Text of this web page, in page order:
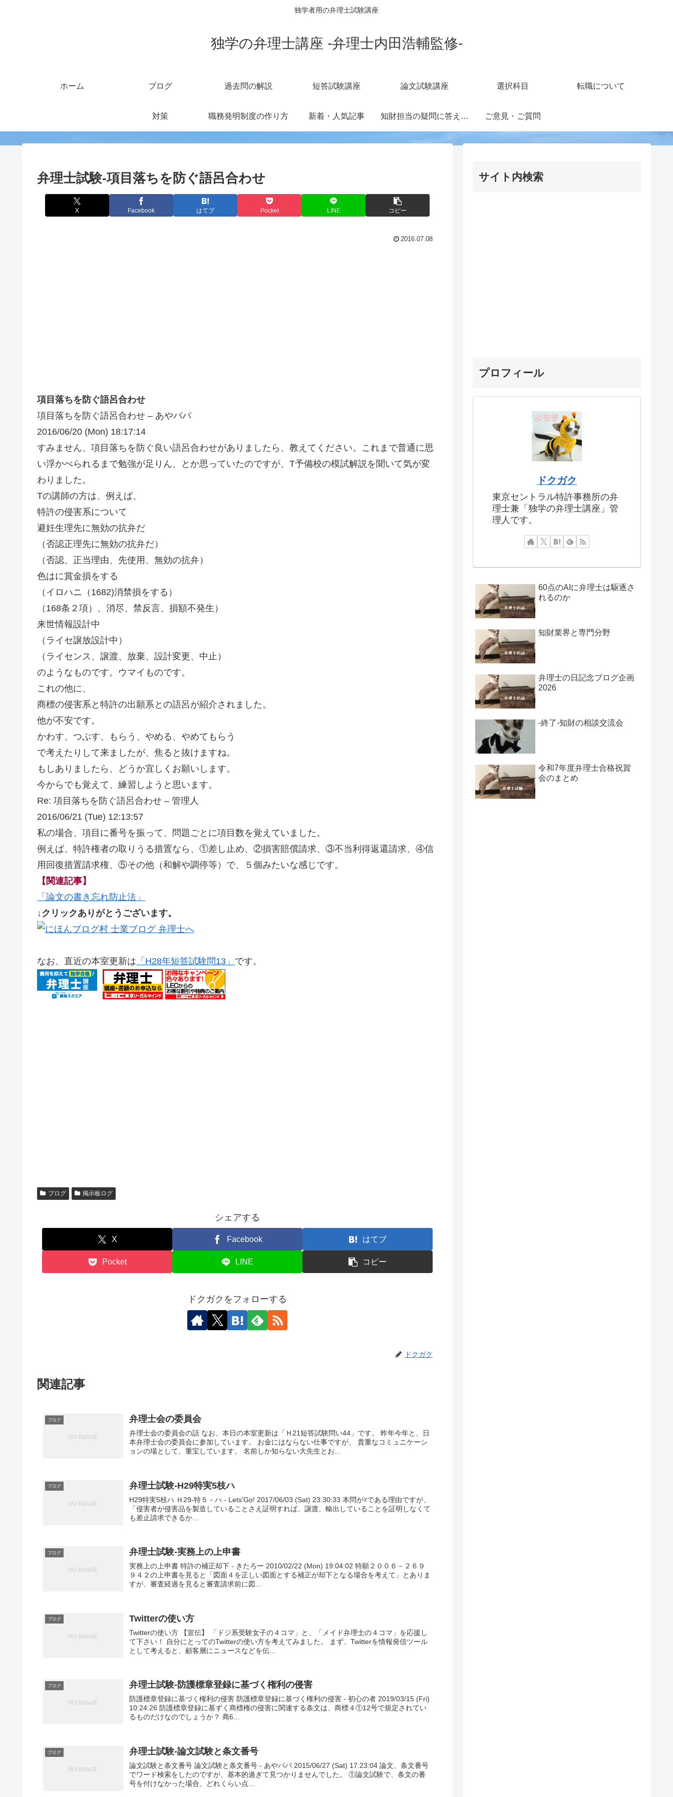
独学者用の弁理士試験講座
独学の弁理士講座 -弁理士内田浩輔監修-
ホーム ブログ 過去問の解説 短答試験講座 論文試験講座 選択科目 転職について
対策 職務発明制度の作り方 新着・人気記事 知財担当の疑問に答えるフォーラム ご意見・ご質問
弁理士試験-項目落ちを防ぐ語呂合わせ
X Facebook はてブ Pocket LINE コピー
2016.07.08
項目落ちを防ぐ語呂合わせ
項目落ちを防ぐ語呂合わせ – あやパパ
2016/06/20 (Mon) 18:17:14
すみません、項目落ちを防ぐ良い語呂合わせがありましたら、教えてください。これまで普通に思
い浮かべられるまで勉強が足りん、とか思っていたのですが、T予備校の模試解説を聞いて気が変
わりました。
Tの講師の方は、例えば、
特許の侵害系について
避妊生理先に無効の抗弁だ
（否認正理先に無効の抗弁だ）
（否認、正当理由、先使用、無効の抗弁）
色はに賞金損をする
（イロハニ（1682)消禁損をする）
（168条２項）、消尽、禁反言、損額不発生）
来世情報設計中
（ライセ譲放設計中）
（ライセンス、譲渡、放棄、設計変更、中止）
のようなものです。ウマイものです。
これの他に、
商標の侵害系と特許の出願系との語呂が紹介されました。
他が不安です。
かわす、つぶす、もらう、やめる、やめてもらう
で考えたりして来ましたが、焦ると抜けますね。
もしありましたら、どうか宜しくお願いします。
今からでも覚えて、練習しようと思います。
Re: 項目落ちを防ぐ語呂合わせ – 管理人
2016/06/21 (Tue) 12:13:57
私の場合、項目に番号を振って、問題ごとに項目数を覚えていました。
例えば、特許権者の取りうる措置なら、①差し止め、②損害賠償請求、③不当利得返還請求、④信
用回復措置請求権、⑤その他（和解や調停等）で、５個みたいな感じです。
【関連記事】
「論文の書き忘れ防止法」
↓クリックありがとうございます。
なお、直近の本室更新は 「H28年短答試験問13」 です。
ブログ 掲示板ログ
シェアする
X Facebook はてブ
Pocket LINE コピー
ドクガクをフォローする
ドクガク
関連記事
ブログ 弁理士会の委員会
弁理士会の委員会の話 なお、本日の本室更新は「Ｈ21短答試験問い44」です。 昨年今年と、日
本弁理士会の委員会に参加しています。 お金にはならない仕事ですが、 貴重なコミュニケーシ
ョンの場として、重宝しています。 名前しか知らない大先生とお...
ブログ 弁理士試験-H29特実5枝ハ
H29特実5枝ハ Ｈ29-特５－ハ - Lets'Go! 2017/06/03 (Sat) 23:30:33 本問が☓である理由ですが、
「侵害者が侵害品を製造していることさえ証明すれば、譲渡、輸出していることを証明しなくて
も差止請求できるか...
ブログ 弁理士試験-実務上の上申書
実務上の上申書 特許の補正却下 - きたろー 2010/02/22 (Mon) 19:04:02 特願２００６－２６９
９４２の上申書を見ると「図面４を正しい図面とする補正が却下となる場合を考えて」とありま
すが、審査経過を見ると審査請求前に図...
ブログ Twitterの使い方
Twitterの使い方 【宣伝】 「ドジ系受験女子の４コマ」と、「メイド弁理士の４コマ」を応援し
て下さい！ 自分にとってのTwitterの使い方を考えてみました。 まず、Twitterを情報発信ツール
として考えると、顧客層にニュースなどを伝...
ブログ 弁理士試験-防護標章登録に基づく権利の侵害
防護標章登録に基づく権利の侵害 防護標章登録に基づく権利の侵害 - 初心の者 2019/03/15 (Fri)
10:24:26 防護標章登録に基ずく商標権の侵害に関連する条文は、商標４①12号で規定されてい
るものだけなのでしょうか？ 商6...
ブログ 弁理士試験-論文試験と条文番号
論文試験と条文番号 論文試験と条文番号 - あやパパ 2015/06/27 (Sat) 17:23:04 論文、条文番号
でワード検索をしたのですが、基本的過ぎて見つかりませんでした。 ①論文試験で、条文の番
号を付けなかった場合、どれくらい点...
サイト内検索
プロフィール
ドクガク
東京セントラル特許事務所の弁
理士兼「独学の弁理士講座」管
理人です。
60点のAIに弁理士は駆逐さ
れるのか
知財業界と専門分野
弁理士の日記念ブログ企画
2026
-終了-知財の相談交流会
令和7年度弁理士合格祝賀
会のまとめ